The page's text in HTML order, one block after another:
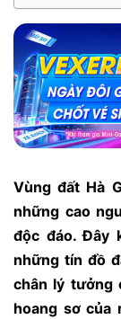
Vùng đất Hà
những cao
độc đáo. Đây
những tín đồ
chân lý tưởng
hoang sơ của